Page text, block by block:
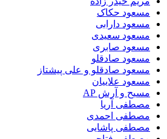
مسعود حکاک
مسعود دارابی
مسعود سعیدی
مسعود صابری
مسعود صادقلو
مسعود صادقلو و علی پیشتاز
مسعود علاییان
مسیح و آرش AP
مصطفی آریا
مصطفی احمدی
مصطفی پاشایی